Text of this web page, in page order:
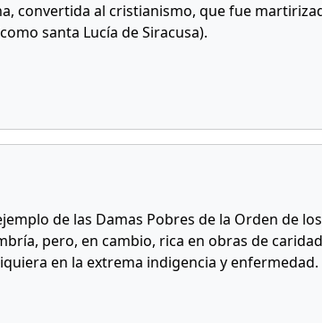
convertida al cristianismo, que fue
santa Lucía de Siracusa).
de las Damas Pobres de la Orden de
pero, en cambio, rica en obras de
en la extrema indigencia y enfermedad.